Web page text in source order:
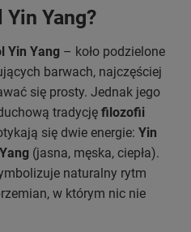
Yang?
Yin Yang – koło podzielone
barwach, najczęściej
się prosty. Jednak jego
tradycję filozofii
się dwie energie: Yin
Yang (jasna, męska, ciepła).
naturalny rytm
w którym nic nie